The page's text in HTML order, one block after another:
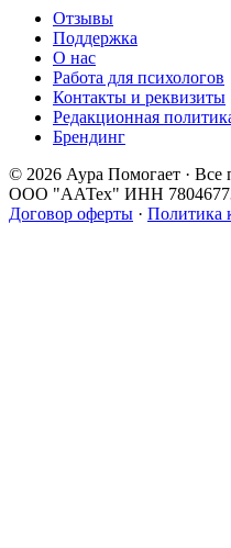
Отзывы
Поддержка
О нас
Работа для психологов
Контакты и реквизиты
Редакционная
Брендинг
© 2026 Аура Помогает ·
ООО "ААТех" ИНН
Договор оферты · Политика